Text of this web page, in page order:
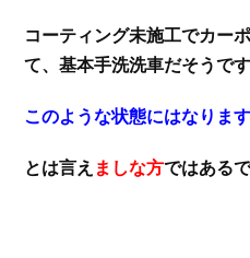
コーティング未施工でカー
て、基本手洗洗車だそうです
このような状態にはなります
とは言え ましな方ではある